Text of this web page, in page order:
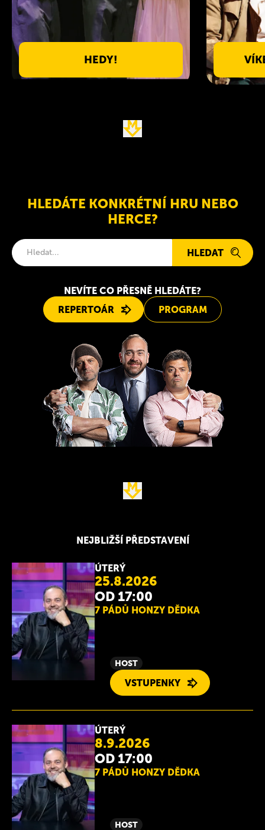
HEDY!
HLEDÁTE KONKRÉTNÍ HRU NEBO
HERCE?
HLEDAT
NEVÍTE CO PŘESNĚ HLEDÁTE?
REPERTOÁR
PROGRAM
NEJBLIŽŠÍ PŘEDSTAVENÍ
ÚTERÝ
25.8.2026
OD 17:00
7 PÁDŮ HONZY DĚDKA
HOST
VSTUPENKY
ÚTERÝ
8.9.2026
OD 17:00
7 PÁDŮ HONZY DĚDKA
HOST